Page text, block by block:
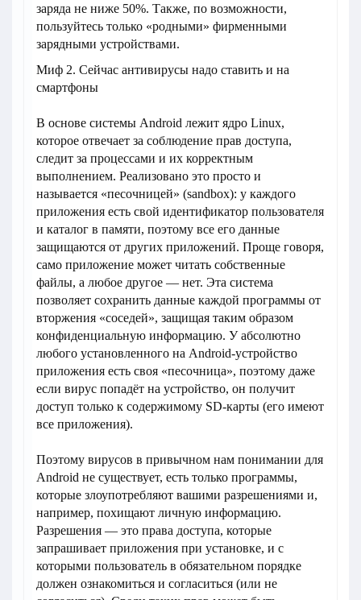
заряда не ниже 50%. Также, по возможности,
пользуйтесь только «родными» фирменными
зарядными устройствами.
Миф 2. Сейчас антивирусы надо ставить и на
смартфоны
В основе системы Android лежит ядро Linux,
которое отвечает за соблюдение прав доступа,
следит за процессами и их корректным
выполнением. Реализовано это просто и
называется «песочницей» (sandbox): у каждого
приложения есть свой идентификатор пользователя
и каталог в памяти, поэтому все его данные
защищаются от других приложений. Проще говоря,
само приложение может читать собственные
файлы, а любое другое — нет. Эта система
позволяет сохранить данные каждой программы от
вторжения «соседей», защищая таким образом
конфиденциальную информацию. У абсолютно
любого установленного на Android-устройство
приложения есть своя «песочница», поэтому даже
если вирус попадёт на устройство, он получит
доступ только к содержимому SD-карты (его имеют
все приложения).
Поэтому вирусов в привычном нам понимании для
Android не существует, есть только программы,
которые злоупотребляют вашими разрешениями и,
например, похищают личную информацию.
Разрешения — это права доступа, которые
запрашивает приложения при установке, и с
которыми пользователь в обязательном порядке
должен ознакомиться и согласиться (или не